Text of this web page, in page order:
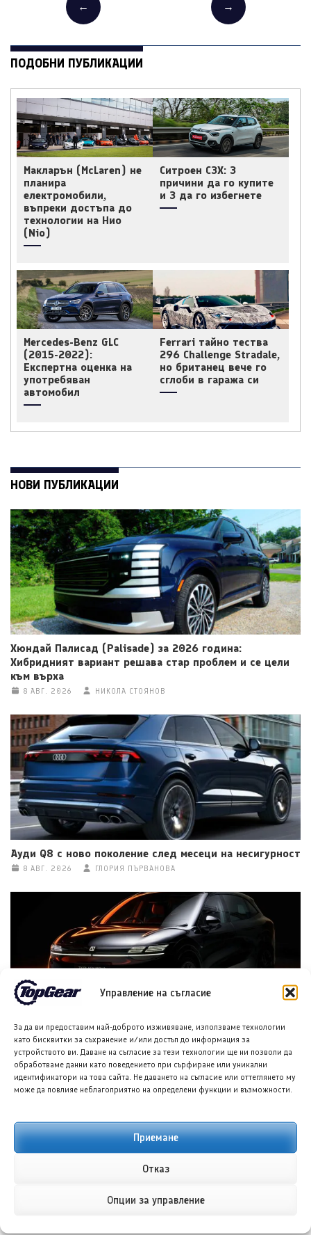
Управление на съгласие
За да ви предоставим най-доброто изживяване, използваме технологии
като бисквитки за съхранение и/или достъп до информация за
устройството ви. Даване на съгласие за тези технологии ще ни позволи да
обработваме данни като поведението при сърфиране или уникални
идентификатори на това сайта. Не даването на съгласие или оттеглянето му
може да повлияе неблагоприятно на определени функции и възможности.
Приемане
Отказ
Опции за управление
← →
ПОДОБНИ ПУБЛИКАЦИИ
Макларън (McLaren) не
планира
електромобили,
въпреки достъпа до
технологии на Нио
(Nio)
Ситроен C3X: 3
причини да го купите
и 3 да го избегнете
Mercedes-Benz GLC
(2015-2022):
Експертна оценка на
употребяван
автомобил
Ferrari тайно тества
296 Challenge Stradale,
но британец вече го
сглоби в гаража си
НОВИ ПУБЛИКАЦИИ
Хюндай Палисад (Palisade) за 2026 година:
Хибридният вариант решава стар проблем и се цели
към върха
8 АВГ. 2026 НИКОЛА СТОЯНОВ
Ауди Q8 с ново поколение след месеци на несигурност
8 АВГ. 2026 ГЛОРИЯ ПЪРВАНОВА
Зийкр 7X Black Nova, лимитирана серия от 200 бройки
НИКОЛА СТОЯНОВ
Кавасаки KX500 на Шон Колиър: „Звярът“ от миналото